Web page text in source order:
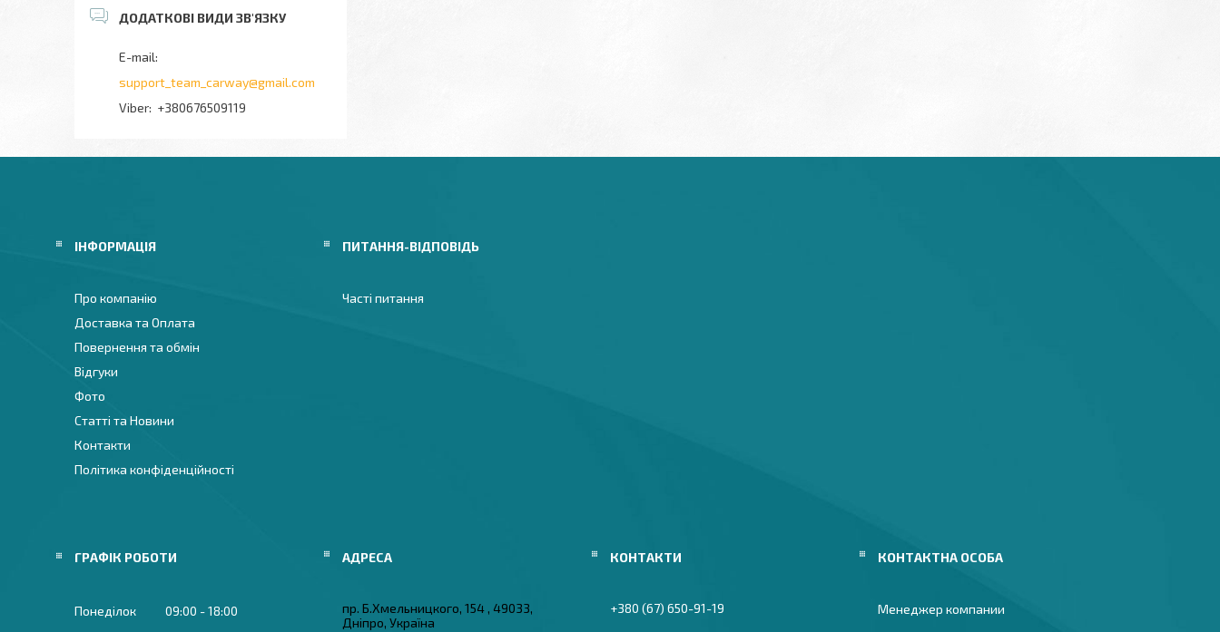
support_team_carway@gmail.com
+380676509119
ІНФОРМАЦІЯ
Про компанію
Доставка та Оплата
Повернення та обмін
Відгуки
Фото
Статті та Новини
Контакти
Політика конфіденційності
ПИТАННЯ-ВІДПОВІДЬ
Часті питання
ГРАФІК РОБОТИ
Понеділок 09:00 18:00
пр. Б.Хмельницкого, 154 , 49033,
Дніпро, Україна
+380 (67) 650-91-19 Менеджер компании